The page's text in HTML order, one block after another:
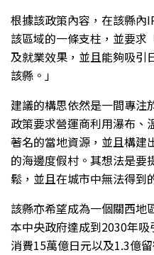
根據該政策內容，在該縣內
該區域的一條支柱，並要求
及就業效果，並且能夠吸引
該縣。」
建議的構思依然是一間專注
政策要求營運商利用瀑布、
著名的當地資源，並且構建
的海邊度假村。其想法是要
鬆，並且在城市中無法得到
該縣亦希望成為一個關西地
本中央政府達成到2030年
消費15萬億日元以及1.3億